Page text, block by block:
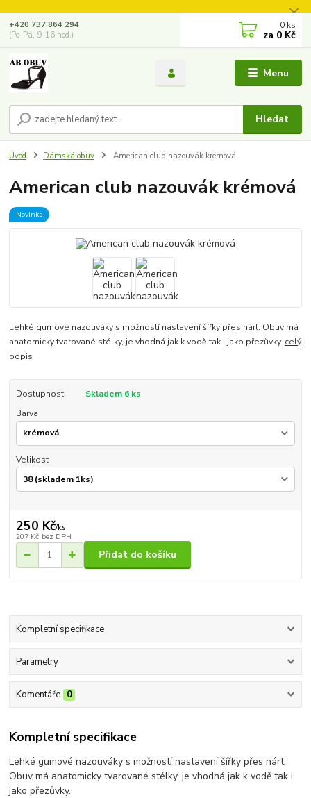
Menu
Hledat
+420 737 864 294
(Po-Pá, 9-16 hod.)
0 ks
za 0 Kč
Úvod Dámská obuv American club nazouvák krémová
American club nazouvák krémová
Novinka
Lehké gumové nazouváky s možností nastavení šířky přes nárt. Obuv má
anatomicky tvarované stélky, je vhodná jak k vodě tak i jako přezůvky. celý
popis
Dostupnost
Skladem 6 ks
Barva
Velikost
250 Kč/ks
207 Kč bez DPH
Přidat do košíku
Kompletní specifikace
Parametry
Komentáře 0
Kompletní specifikace
Lehké gumové nazouváky s možností nastavení šířky přes nárt.
Obuv má anatomicky tvarované stélky, je vhodná jak k vodě tak i
jako přezůvky.